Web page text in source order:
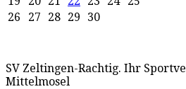
26
27 28 29 30
SV Zeltingen-Rachtig. Ihr
Mittelmosel